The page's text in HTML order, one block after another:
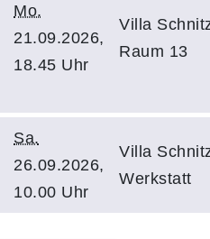
Mo.
21.09.2026,
18.45 Uhr
Villa
Raum 13
Sa.
26.09.2026,
10.00 Uhr
Villa
Werkstatt